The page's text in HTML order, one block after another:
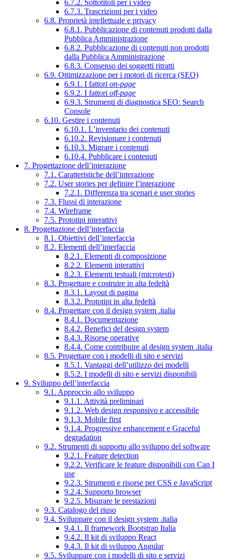
6.7.2. Sottotitoli per i video
6.7.3. Trascrizioni per i video
6.8. Proprietà intellettuale e privacy
6.8.1. Pubblicazione di contenuti prodotti dalla
Pubblica Amministrazione
6.8.2. Pubblicazione di contenuti non prodotti
dalla Pubblica Amministrazione
6.8.3. Consenso dei soggetti ritratti
6.9. Ottimizzazione per i motori di ricerca (SEO)
6.9.1. I fattori on-page
6.9.2. I fattori off-page
6.9.3. Strumenti di diagnostica SEO: Search
Console
6.10. Gestire i contenuti
6.10.1. L’inventario dei contenuti
6.10.2. Revisionare i contenuti
6.10.3. Migrare i contenuti
6.10.4. Pubblicare i contenuti
7. Progettazione dell’interazione
7.1. Caratteristiche dell’interazione
7.2. User stories per definire l’interazione
7.2.1. Differenza tra scenari e user stories
7.3. Flussi di interazione
7.4. Wireframe
7.5. Prototipi interattivi
8. Progettazione dell’interfaccia
8.1. Obiettivi dell’interfaccia
8.2. Elementi dell’interfaccia
8.2.1. Elementi di composizione
8.2.2. Elementi interattivi
8.2.3. Elementi testuali (microtesti)
8.3. Progettare e costruire in alta fedeltà
8.3.1. Layout di pagina
8.3.2. Prototipi in alta fedeltà
8.4. Progettare con il design system .italia
8.4.1. Documentazione
8.4.2. Benefici del design system
8.4.3. Risorse operative
8.4.4. Come contribuire al design system .italia
8.5. Progettare con i modelli di sito e servizi
8.5.1. Vantaggi dell’utilizzo dei modelli
8.5.2. I modelli di sito e servizi disponibili
9. Sviluppo dell’interfaccia
9.1. Approccio allo sviluppo
9.1.1. Attività preliminari
9.1.2. Web design responsivo e accessibile
9.1.3. Mobile first
9.1.4. Progressive enhancement e Graceful
degradation
9.2. Strumenti di supporto allo sviluppo del software
9.2.1. Feature detection
9.2.2. Verificare le feature disponibili con Can I
use
9.2.3. Strumenti e risorse per CSS e JavaScript
9.2.4. Supporto browser
9.2.5. Misurare le prestazioni
9.3. Catalogo del riuso
9.4. Sviluppare con il design system .italia
9.4.1. Il framework Bootstrap Italia
9.4.2. Il kit di sviluppo React
9.4.3. Il kit di sviluppo Angular
9.5. Sviluppare con i modelli di sito e servizi